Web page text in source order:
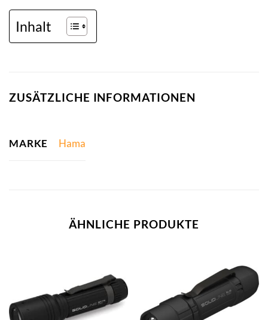
Inhalt
ZUSÄTZLICHE INFORMATIONEN
MARKE Hama
ÄHNLICHE PRODUKTE